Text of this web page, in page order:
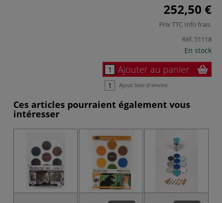
252,50 €
Prix TTC Info frais.
Réf. 51118
En stock
Ajouter au panier
Ajout liste d'envies
Ces articles pourraient également vous
intéresser